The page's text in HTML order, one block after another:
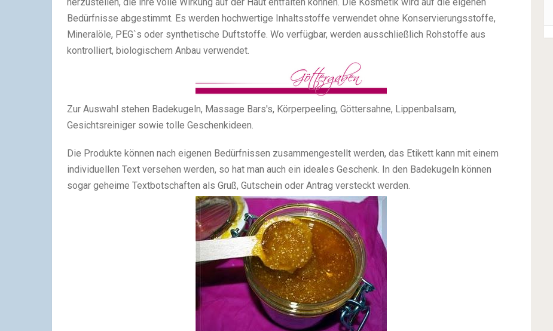
Bedürfnisse abgestimmt. Es werden hochwertige Inhaltsstoffe verwendet ohne Konservierungsstoffe,
Mineralöle, PEG`s oder synthetische Duftstoffe. Wo verfügbar, werden ausschließlich Rohstoffe aus
kontrolliert, biologischem Anbau verwendet.
Zur Auswahl stehen Badekugeln, Massage Bars's, Körperpeeling, Göttersahne, Lippenbalsam,
Gesichtsreiniger sowie tolle Geschenkideen.
Die Produkte können nach eigenen Bedürfnissen zusammengestellt werden, das Etikett kann mit einem
individuellen Text versehen werden, so hat man auch ein ideales Geschenk. In den Badekugeln können
sogar geheime Textbotschaften als Gruß, Gutschein oder Antrag versteckt werden.